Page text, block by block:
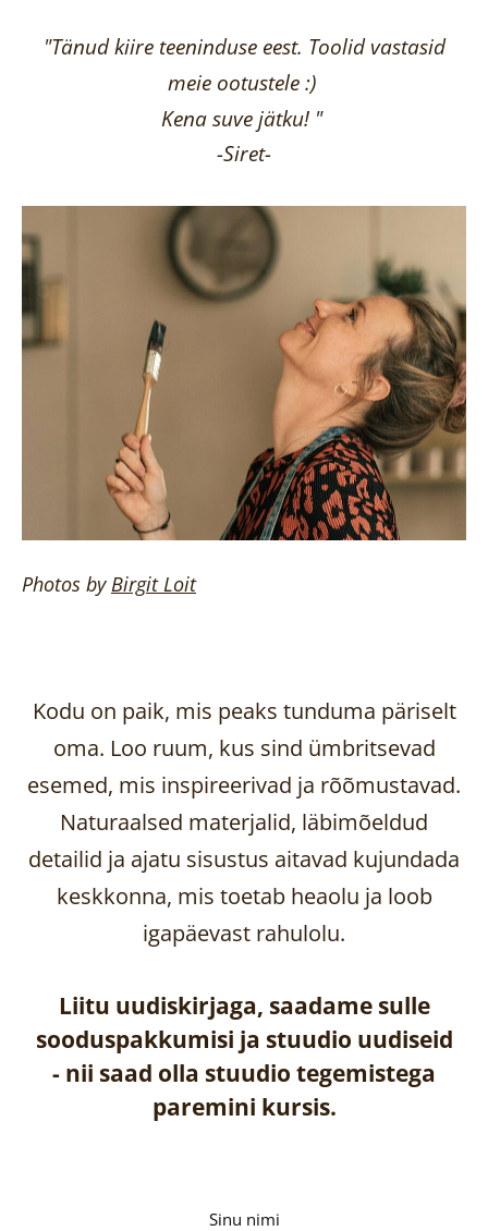
"Tänud kiire teeninduse eest. Toolid vastasid
meie ootustele :)
Kena suve jätku! "
-Siret-
Photos byBirgitLoit
Kodu on paik, mis peaks tunduma päriselt
oma. Loo ruum, kus sind ümbritsevad
esemed, mis inspireerivad ja rõõmustavad.
Naturaalsed materjalid, läbimõeldud
detailid ja ajatu sisustus aitavad kujundada
keskkonna, mis toetab heaolu ja loob
igapäevast rahulolu.
Liitu uudiskirjaga, saadame sulle
sooduspakkumisi ja stuudio uudiseid
- nii saad olla stuudio tegemistega
paremini kursis.
Sinu nimi